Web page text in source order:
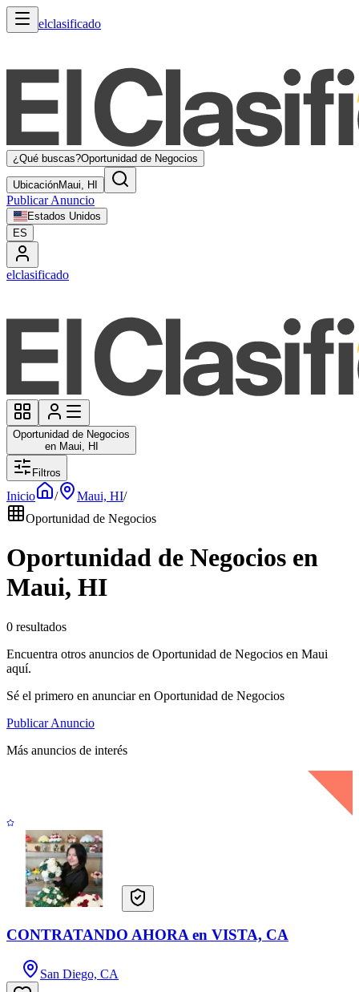
elclasificado
¿Qué buscas?Oportunidad de Negocios
UbicaciónMaui, HI
Publicar Anuncio
Estados Unidos
ES
elclasificado
Oportunidad de Negocios
en Maui, HI
Filtros
Inicio / Maui, HI/
Oportunidad de Negocios
Oportunidad de Negocios en
Maui, HI
0 resultados
Encuentra otros anuncios de Oportunidad de Negocios en Maui
aquí.
Sé el primero en anunciar en Oportunidad de Negocios
Publicar Anuncio
Más anuncios de interés
CONTRATANDO AHORA en VISTA, CA
San Diego, CA